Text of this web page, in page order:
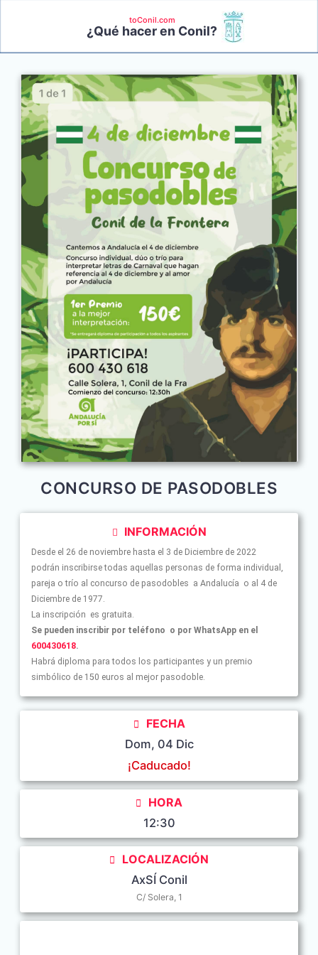
toConil.com
¿Qué hacer en Conil?
CONCURSO DE PASODOBLES
INFORMACIÓN
Desde el 26 de noviembre hasta el 3 de Diciembre de 2022
podrán inscribirse todas aquellas personas de forma individual,
pareja o trío al concurso de pasodobles a Andalucía o al 4 de
Diciembre de 1977.
La inscripción es gratuita.
Se pueden inscribir por teléfono o por WhatsApp en el
600430618.
Habrá diploma para todos los participantes y un premio
simbólico de 150 euros al mejor pasodoble.
FECHA
Dom, 04 Dic
¡Caducado!
HORA
12:30
LOCALIZACIÓN
AxSÍ Conil
C/ Solera, 1